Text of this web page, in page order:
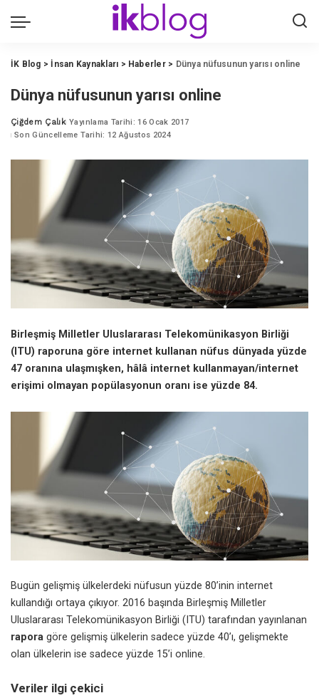
İK Blog > İnsan Kaynakları > Haberler> Dünya nüfusunun yarısı online
Dünya nüfusunun yarısı online
Posted
by
Çiğdem Çalık Yayınlama Tarihi: 16 Ocak 2017
Son Güncelleme Tarihi: 12 Ağustos 2024
Birleşmiş Milletler Uluslararası Telekomünikasyon Birliği
(ITU) raporuna göre internet kullanan nüfus dünyada yüzde
47 oranına ulaşmışken, hâlâ internet kullanmayan/internet
erişimi olmayan popülasyonun oranı ise yüzde 84.
Bugün gelişmiş ülkelerdeki nüfusun yüzde 80’inin internet
kullandığı ortaya çıkıyor. 2016 başında Birleşmiş Milletler
Uluslararası Telekomünikasyon Birliği (ITU) tarafından yayınlanan
rapora göre gelişmiş ülkelerin sadece yüzde 40’ı, gelişmekte
olan ülkelerin ise sadece yüzde 15’i online.
Veriler ilgi çekici